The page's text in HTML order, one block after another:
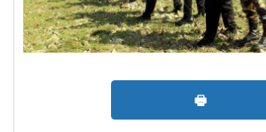
🖶